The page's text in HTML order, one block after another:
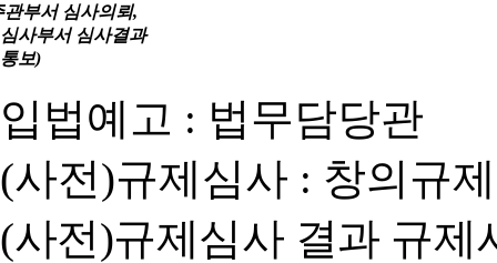
관부서 심사의뢰,
심사부서 심사결과
통보)
입법예고 : 법무담당관
(사전)규제심사 : 창의규
(사전)규제심사 결과 규